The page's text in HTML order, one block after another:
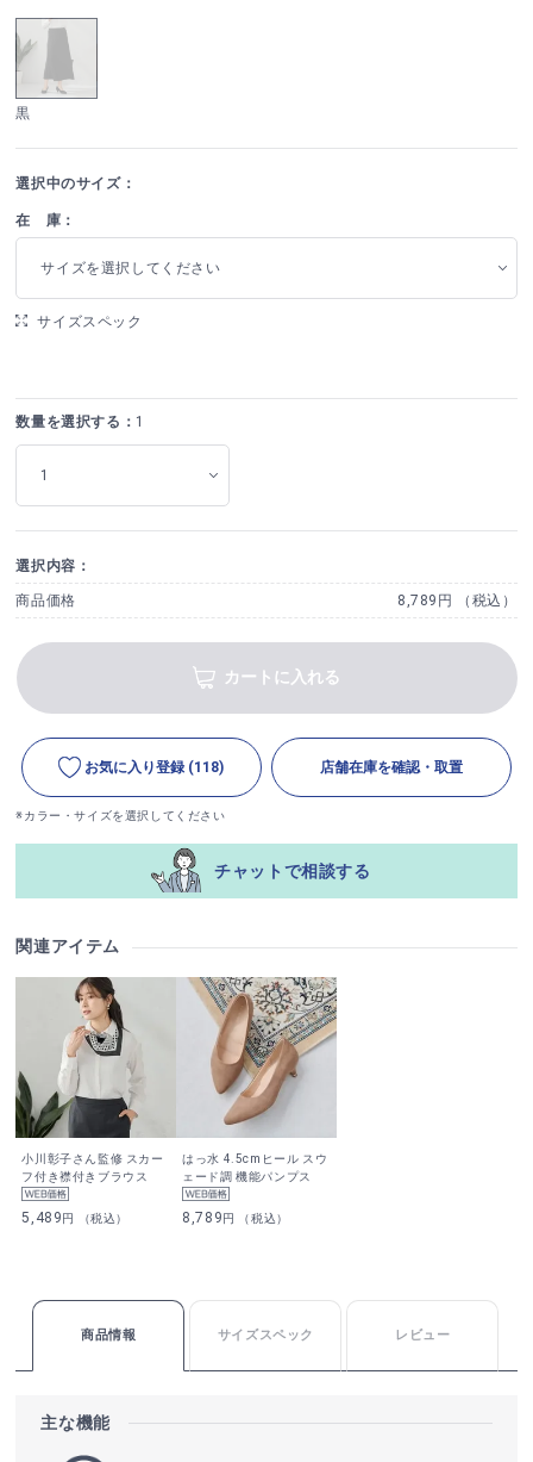
黒
選択中のサイズ：
在 庫：
サイズを選択してください
サイズスペック
数量を選択する： 1
選択内容：
商品価格 8,789円 （税込）
カートに入れる
お気に入り登録 (118) 店舗在庫を確認・取置
※カラー・サイズを選択してください
チャットで相談する
関連アイテム
小川彰子さん監修 スカー
フ付き襟付きブラウス
5,489円 （税込）
はっ水 4.5cmヒール スウ
ェード調 機能パンプス
8,789円 （税込）
商品情報 サイズスペック レビュー
主な機能